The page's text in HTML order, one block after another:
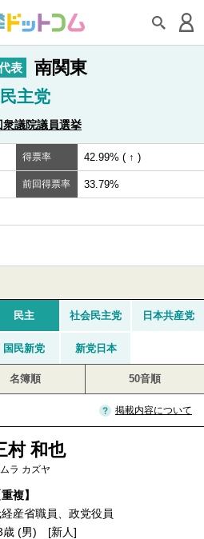
表 南関東
民主党
衆議院議員選挙
得票率 42.99% ( ↑ )
前回得票率 33.79%
民主 社会民主党 日本共産党
国民新党 新党日本
名簿順 50音順
掲載内容について
村 和也
ムラ カズヤ
重複】
経産省職員、政党役員
歳 (男)
[新人]